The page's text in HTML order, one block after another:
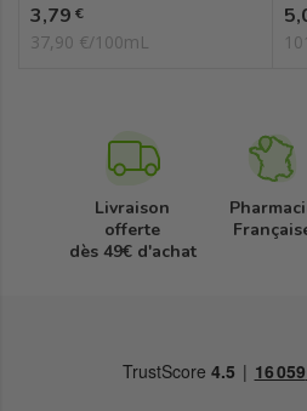
Prix
3,79 €
37,90 €/100mL
Livraison
offerte
dès 49€ d'achat